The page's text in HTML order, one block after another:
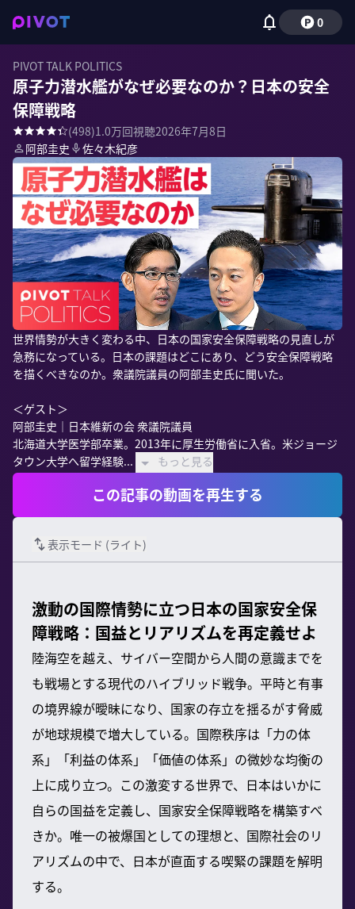
0
PIVOT TALK POLITICS
原子力潜水艦がなぜ必要なのか？日本の安全
保障戦略
(498)1.0万回視聴2026年7月8日
阿部圭史
佐々木紀彦
世界情勢が大きく変わる中、日本の国家安全保障戦略の見直しが
急務になっている。日本の課題はどこにあり、どう安全保障戦略
を描くべきなのか。衆議院議員の阿部圭史氏に聞いた。
＜ゲスト＞
阿部圭史｜日本維新の会 衆議院議員
北海道大学医学部卒業。2013年に厚生労働省に入省。米ジョージ
タウン大学へ留学経験...
もっと見る
この記事の動画を再生する
表示モード (ライト)
激動の国際情勢に立つ日本の国家安全保
障戦略：国益とリアリズムを再定義せよ
陸海空を越え、サイバー空間から人間の意識までを
も戦場とする現代のハイブリッド戦争。平時と有事
の境界線が曖昧になり、国家の存立を揺るがす脅威
が地球規模で増大している。国際秩序は「力の体
系」「利益の体系」「価値の体系」の微妙な均衡の
上に成り立つ。この激変する世界で、日本はいかに
自らの国益を定義し、国家安全保障戦略を構築すべ
きか。唯一の被爆国としての理想と、国際社会のリ
アリズムの中で、日本が直面する喫緊の課題を解明
する。